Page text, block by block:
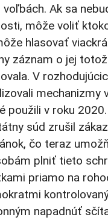
Ak sa
môže voliť
hlasovať
záznam o jej
V
mechanizmy
použili v roku
súd zrušil
čo teraz
plniť tieto
priamo na
napadnúť